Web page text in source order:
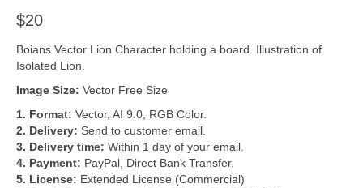
$20
Boians Vector Lion Character holding a board. Illustration of
Isolated Lion.
Image Size: Vector Free Size
1. Format: Vector, AI 9.0, RGB Color.
2. Delivery: Send to customer email.
3. Delivery time: Within 1 day of your email.
4. Payment: PayPal, Direct Bank Transfer.
5. License: Extended License (Commercial)